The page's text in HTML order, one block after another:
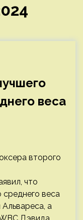
веса
что
веса
а